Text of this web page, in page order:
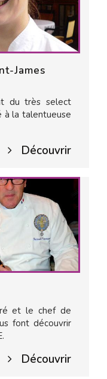
James
du très select
à la talentueuse
Découvrir
et le chef de
font découvrir
Découvrir